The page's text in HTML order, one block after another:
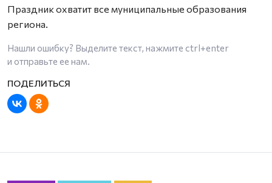
Праздник охватит все муниципальные образования
региона.
Нашли ошибку? Выделите текст, нажмите ctrl+enter
и отправьте ее нам.